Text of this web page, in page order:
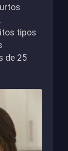
tipos
de 25